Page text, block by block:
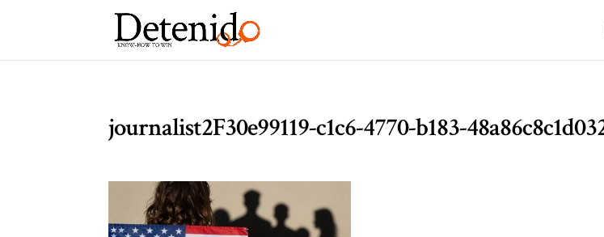
journalist2F30e99119-c1c6-4770-b183-